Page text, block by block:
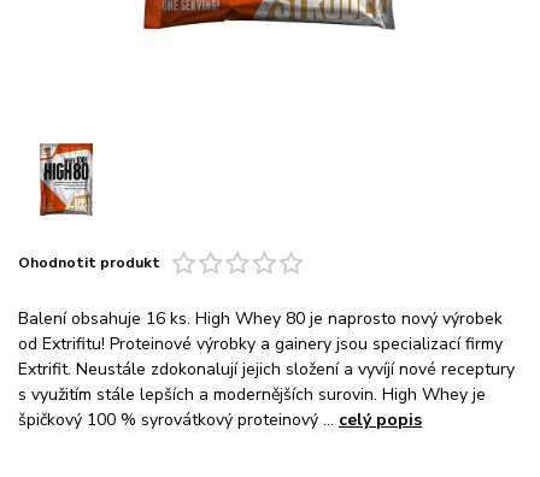
Ohodnotit produkt
Balení obsahuje 16 ks. High Whey 80 je naprosto nový výrobek
od Extrifitu! Proteinové výrobky a gainery jsou specializací firmy
Extrifit. Neustále zdokonalují jejich složení a vyvíjí nové receptury
s využitím stále lepších a modernějších surovin. High Whey je
špičkový 100 % syrovátkový proteinový ... celý popis